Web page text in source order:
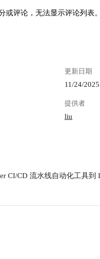
或评论，无法显示评论列表
更新日期
11/24/2025
提供者
liu